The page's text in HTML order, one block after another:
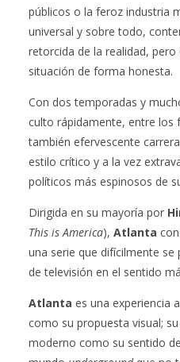
públicos o la feroz industria
universal y sobre todo,
retorcida de la realidad,
situación de forma honesta.
Con dos temporadas y
culto rápidamente, entre los
también efervescente
estilo crítico y a la vez
políticos más espinosos de
Dirigida en su mayoría por
This is America), Atlanta
una serie que difícilmente se
de televisión en el sentido
Atlanta es una experiencia
como su propuesta visual;
moderno como su sentido